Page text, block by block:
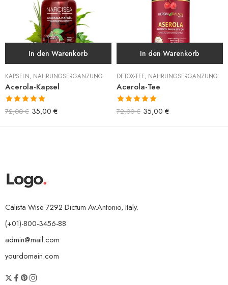
In den Warenkorb
KAPSELN, NAHRUNGSERGÄNZUNG
Acerola-Kapsel
Bewertet mit
5.00von 5
72,00€ 35,00 €
In den Warenkorb
DETOX-TEE, NAHRUNGSERGÄNZUNG
Acerola-Tee
Bewertet mit
5.00von 5
72,00€ 35,00 €
Calista Wise 7292 Dictum Av.Antonio, Italy.
(+01)-800-3456-88
admin@mail.com
yourdomain.com